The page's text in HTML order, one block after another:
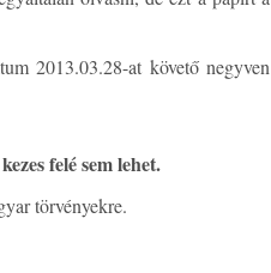
2013.03.28-at követő negyven
felé sem lehet.
törvényekre.